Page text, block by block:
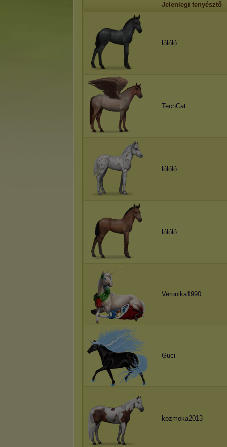
Jelenlegi tenyésztő
lólóló
TechCat
lólóló
lólóló
Veronika1990
Guci
kozmoka2013